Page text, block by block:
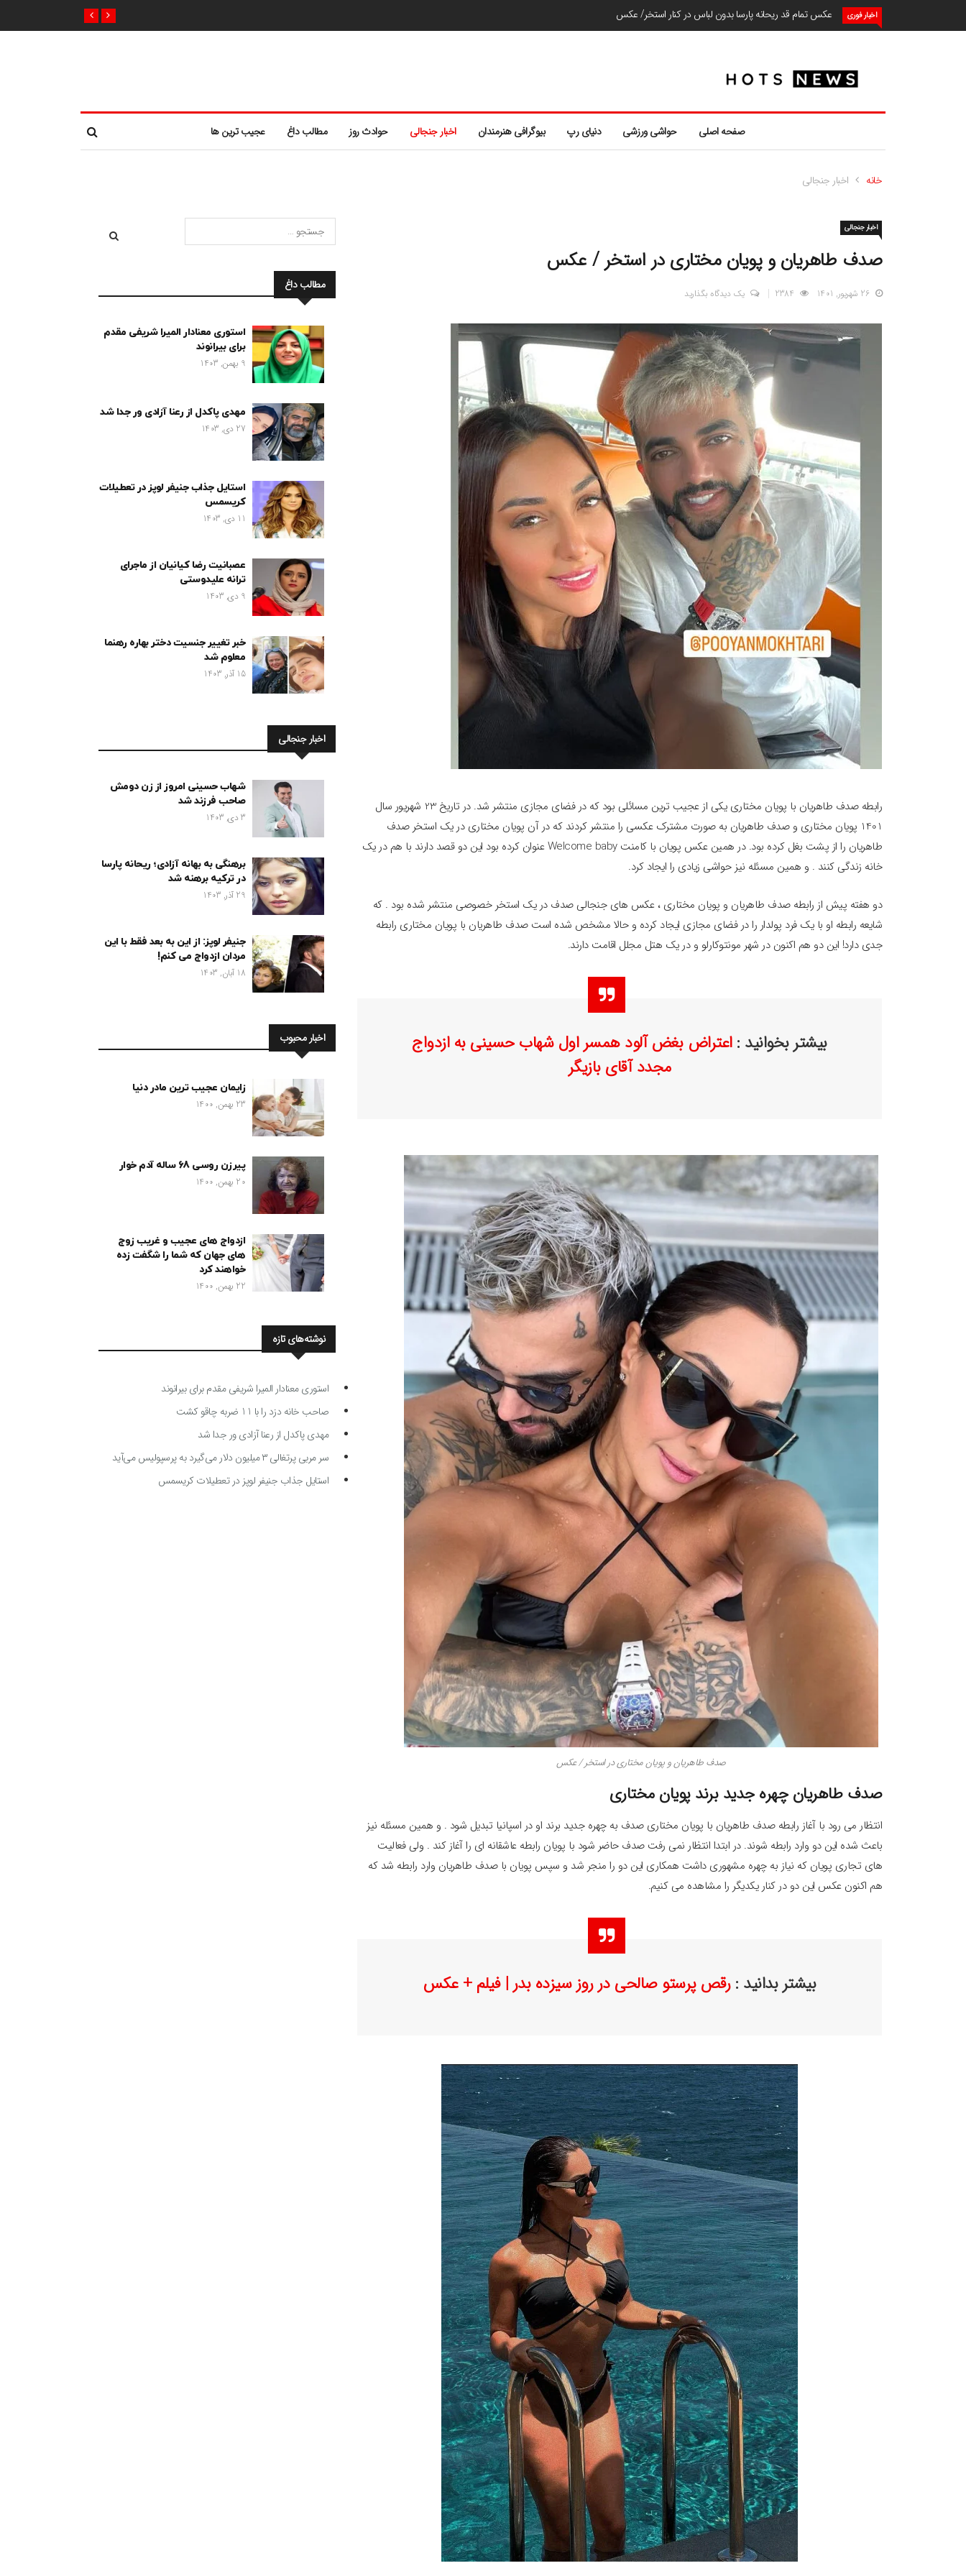
اخبار فوری عکس تمام قد ریحانه پارسا بدون لباس در کنار استخر/ عکس
صفحه اصلی حواشی ورزشی دنیای رپ بیوگرافی هنرمندان اخبار جنجالی حوادث روز مطالب داغ عجیب ترین ها
خانه اخبار جنجالی
اخبار جنجالی
صدف طاهریان و پویان مختاری در استخر / عکس
26 شهریور, 1401 یک دیدگاه بگذارید
رابطه صدف طاهریان با پویان مختاری یکی از عجیب ترین مسائلی بود که در فضای مجازی منتشر شد. در تاریخ 23 شهریور سال
1401 پویان مختاری و صدف طاهریان به صورت مشترک عکسی را منتشر کردند که در آن پویان مختاری در یک استخر صدف
طاهریان را از پشت بغل کرده بود. در همین عکس پویان با کامنت Welcome baby عنوان کرده بود این دو قصد دارند با هم در یک
خانه زندگی کنند . و همین مسئله نیز حواشی زیادی را ایجاد کرد.
دو هفته پیش از رابطه صدف طاهریان و پویان مختاری ، عکس های جنجالی صدف در یک استخر خصوصی منتشر شده بود . که
شایعه رابطه او با یک فرد پولدار را در فضای مجازی ایجاد کرده و حالا مشخص شده است صدف طاهریان با پویان مختاری رابطه
جدی دارد! این دو هم اکنون در شهر مونتوکارلو و در یک هتل مجلل اقامت دارند.
بیشتر بخوانید :اعتراض بغض آلود همسر اول شهاب حسینی به ازدواج
مجدد آقای بازیگر
صدف طاهریان و پویان مختاری در استخر / عکس
صدف طاهریان چهره جدید برند پویان مختاری
انتظار می رود با آغاز رابطه صدف طاهریان با پویان مختاری صدف به چهره جدید برند او در اسپانیا تبدیل شود . و همین مسئله نیز
باعث شده این دو وارد رابطه شوند. در ابتدا انتظار نمی رفت صدف حاضر شود با پویان رابطه عاشقانه ای را آغاز کند . ولی فعالیت
های تجاری پویان که نیاز به چهره مشهوری داشت همکاری این دو را منجر شد و سپس پویان با صدف طاهریان وارد رابطه شد که
هم اکنون عکس این دو در کنار یکدیگر را مشاهده می کنیم.
بیشتر بدانید :رقص پرستو صالحی در روز سیزده بدر | فیلم + عکس
مطالب داغ
استوری معنادار المیرا شریفی مقدم
برای بیرانوند
9 بهمن, 1403
مهدی پاکدل از رعنا آزادی ور جدا شد
27 دی, 1403
استایل جذاب جنیفر لوپز در تعطیلات
کریسمس
11 دی, 1403
عصبانیت رضا کیانیان از ماجرای
ترانه علیدوستی
9 دی, 1403
خبر تغییر جنسیت دختر بهاره رهنما
معلوم شد
15 آذر, 1403
اخبار جنجالی
شهاب حسینی امروز از زن دومش
صاحب فرزند شد
3 دی, 1403
برهنگی به بهانه آزادی؛ ریحانه پارسا
در ترکیه برهنه شد
29 آذر, 1403
جنیفر لوپز: از این به بعد فقط با این
مردان ازدواج می کنم!
18 آبان, 1403
اخبار محبوب
زایمان عجیب ترین مادر دنیا
23 بهمن, 1400
پیرزن روسی 68 ساله آدم خوار
20 بهمن, 1400
ازدواج های عجیب و غریب زوج
های جهان که شما را شگفت زده
خواهند کرد
22 بهمن, 1400
نوشته‌های تازه
استوری معنادار المیرا شریفی مقدم برای بیرانوند
صاحب خانه دزد را با 11 ضربه چاقو کشت
مهدی پاکدل از رعنا آزادی ور جدا شد
سر مربی پرتغالی ۳ میلیون دلار می‌گیرد به پرسپولیس می‌آید
استایل جذاب جنیفر لوپز در تعطیلات کریسمس